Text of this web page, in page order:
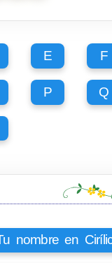
E F
P Q
nombre en